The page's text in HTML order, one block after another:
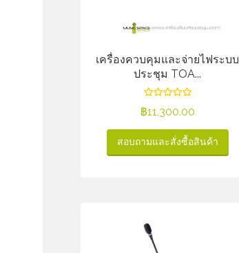
เครื่องควบคุมและจ่ายไฟระบบ
ประชุม TOA...
฿11,300.00
สอบถามและสั่งซื้อสินค้า